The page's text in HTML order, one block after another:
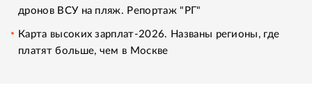
дронов ВСУ на пляж. Репортаж "РГ"
Карта высоких зарплат-2026. Названы регионы, где
платят больше, чем в Москве